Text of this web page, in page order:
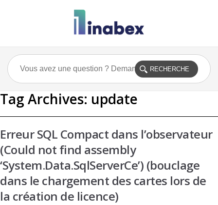
Tag Archives: update
Erreur SQL Compact dans l’observateur
(Could not find assembly
‘System.Data.SqlServerCe’) (bouclage
dans le chargement des cartes lors de
la création de licence)